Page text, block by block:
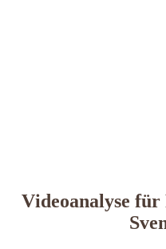
Videoanalyse